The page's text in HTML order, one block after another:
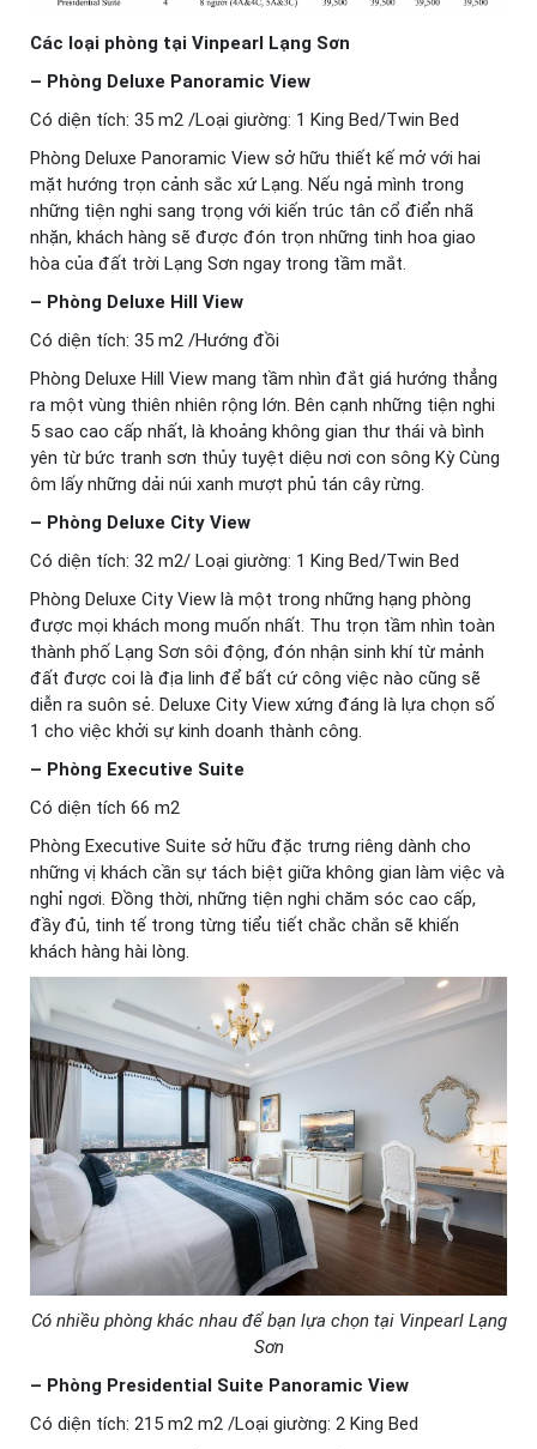
Các loại phòng tại Vinpearl Lạng Sơn
– Phòng Deluxe Panoramic View
Có diện tích: 35 m2 /Loại giường: 1 King Bed/Twin Bed
Phòng Deluxe Panoramic View sở hữu thiết kế mở với hai
mặt hướng trọn cảnh sắc xứ Lạng. Nếu ngả mình trong
những tiện nghi sang trọng với kiến trúc tân cổ điển nhã
nhặn, khách hàng sẽ được đón trọn những tinh hoa giao
hòa của đất trời Lạng Sơn ngay trong tầm mắt.
– Phòng Deluxe Hill View
Có diện tích: 35 m2 /Hướng đồi
Phòng Deluxe Hill View mang tầm nhìn đắt giá hướng thẳng
ra một vùng thiên nhiên rộng lớn. Bên cạnh những tiện nghi
5 sao cao cấp nhất, là khoảng không gian thư thái và bình
yên từ bức tranh sơn thủy tuyệt diệu nơi con sông Kỳ Cùng
ôm lấy những dải núi xanh mượt phủ tán cây rừng.
– Phòng Deluxe City View
Có diện tích: 32 m2/ Loại giường: 1 King Bed/Twin Bed
Phòng Deluxe City View là một trong những hạng phòng
được mọi khách mong muốn nhất. Thu trọn tầm nhìn toàn
thành phố Lạng Sơn sôi động, đón nhận sinh khí từ mảnh
đất được coi là địa linh để bất cứ công việc nào cũng sẽ
diễn ra suôn sẻ. Deluxe City View xứng đáng là lựa chọn số
1 cho việc khởi sự kinh doanh thành công.
– Phòng Executive Suite
Có diện tích 66 m2
Phòng Executive Suite sở hữu đặc trưng riêng dành cho
những vị khách cần sự tách biệt giữa không gian làm việc và
nghỉ ngơi. Đồng thời, những tiện nghi chăm sóc cao cấp,
đầy đủ, tinh tế trong từng tiểu tiết chắc chắn sẽ khiến
khách hàng hài lòng.
Có nhiều phòng khác nhau để bạn lựa chọn tại Vinpearl Lạng
Sơn
– Phòng Presidential Suite Panoramic View
Có diện tích: 215 m2 m2 /Loại giường: 2 King Bed